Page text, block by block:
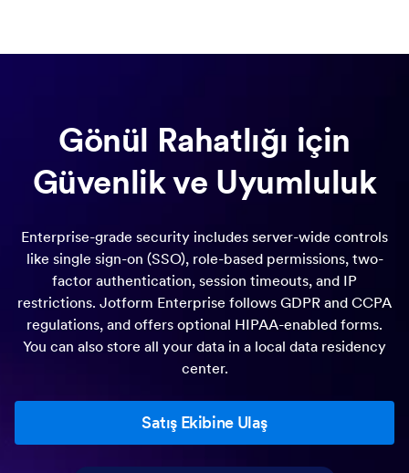
Gönül Rahatlığı için
Güvenlik ve Uyumluluk
Enterprise-grade security includes server-wide controls
like single sign-on (SSO), role-based permissions, two-
factor authentication, session timeouts, and IP
restrictions. Jotform Enterprise follows GDPR and CCPA
regulations, and offers optional HIPAA-enabled forms.
You can also store all your data in a local data residency
center.
Satış Ekibine Ulaş